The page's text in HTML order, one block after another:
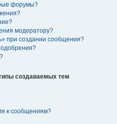
форумы?
модератору?
при создании сообщения?
создаваемых тем
к сообщениям?